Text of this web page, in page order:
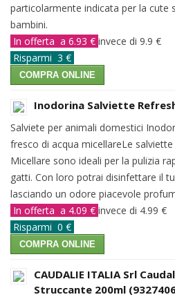
particolarmente indicata per la cute
bambini.
In offerta a 6.93 € invece di 9.9 €
Risparmi 3 €
COMPRA ONLINE
Inodorina Salviette
Salviete per animali domestici
fresco di acqua micellareLe
Micellare sono ideali per la pulizia
gatti. Con loro potrai disinfettare il
lasciando un odore piacevole
In offerta a 4.09 € invece di 4.99 €
Risparmi 0 €
COMPRA ONLINE
CAUDALIE ITALIA Srl
Struccante 200ml